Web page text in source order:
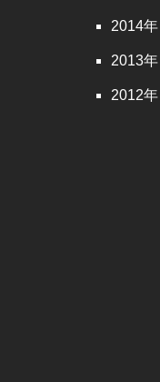
2014
2013
2012